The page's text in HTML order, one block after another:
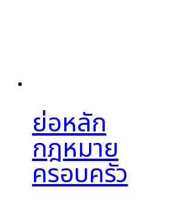
ย่อหลัก
กฎหมาย
ครอบครัว